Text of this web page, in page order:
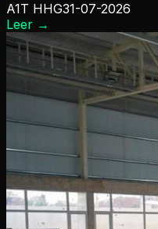
A1T HHG31-07-2026
Leer →